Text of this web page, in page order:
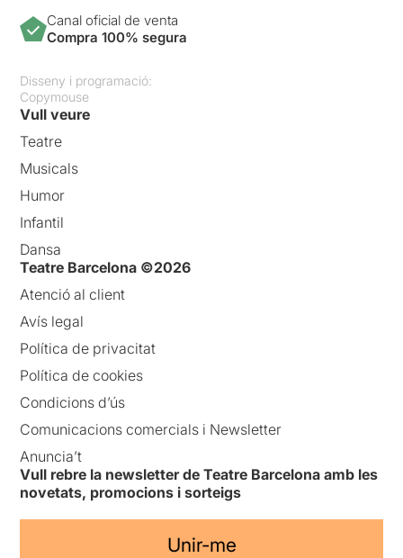
Canal oficial de venta
Compra 100% segura
Disseny i programació:
Copymouse
Vull veure
Teatre
Musicals
Humor
Infantil
Dansa
Teatre Barcelona ©2026
Atenció al client
Avís legal
Política de privacitat
Política de cookies
Condicions d’ús
Comunicacions comercials i Newsletter
Anuncia’t
Vull rebre la newsletter de Teatre Barcelona amb les
novetats, promocions i sorteigs
Unir-me